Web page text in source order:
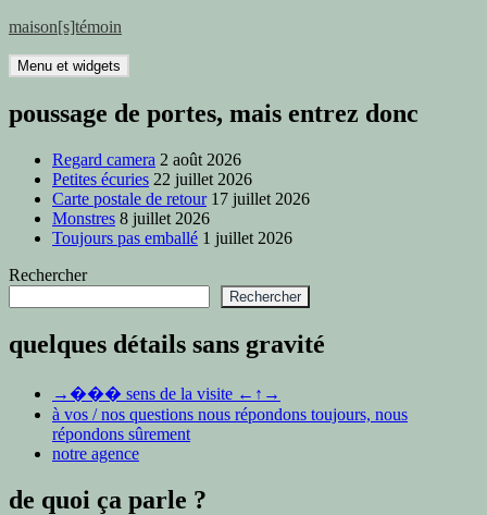
Aller
contenu
maison[s]témoin
Menu et widgets
poussage de portes, mais entrez donc
Regard camera 2 août 2026
Petites écuries 22 juillet 2026
Carte postale de retour 17 juillet 2026
Monstres 8 juillet 2026
Toujours pas emballé 1 juillet 2026
Rechercher
Rechercher
quelques détails sans gravité
→��� sens de la visite ←↑→
à vos / nos questions nous répondons toujours, nous
répondons sûrement
notre agence
de quoi ça parle ?